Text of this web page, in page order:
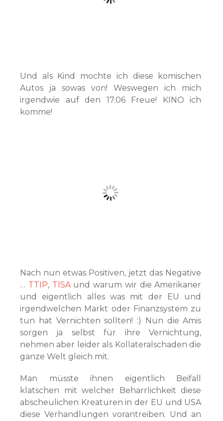
Und als Kind mochte ich diese komischen
Autos ja sowas von! Weswegen ich mich
irgendwie auf den 17.06 Freue! KINO ich
komme!
Nach nun etwas Positiven, jetzt das Negative
… TTIP, TISAund warum wir die Amerikaner
und eigentlich alles was mit der EU und
irgendwelchen Markt oder Finanzsystem zu
tun hat Vernichten sollten! :) Nun die Amis
sorgen ja selbst für ihre Vernichtung,
nehmen aber leider als Kollateralschaden die
ganze Welt gleich mit.
Man müsste ihnen eigentlich Beifall
klatschen mit welcher Beharrlichkeit diese
abscheulichen Kreaturen in der EU und USA
diese Verhandlungen vorantreiben. Und an